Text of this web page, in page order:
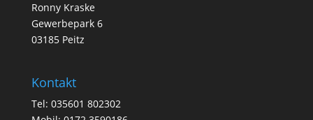
Ronny Kraske
Gewerbepark 6
03185 Peitz
Kontakt
Tel: 035601 802302